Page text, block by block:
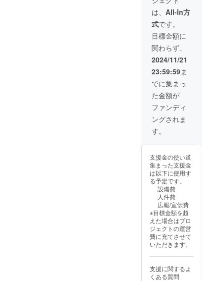
築が急務だ
と思ってお
ります。
は、 All-In方
式です。
目標金額に
関わらず、
2024/11/21
23:59:59ま
でに集まっ
た金額が
ファンディ
ングされま
す。
支援金の使い道
集まった支援金
は以下に使用す
る予定です。
設備費
人件費
広報/宣伝費
※目標金額を超
えた場合はプロ
ジェクトの運営
費に充てさせて
いただきます。
支援に関するよ
くある質問